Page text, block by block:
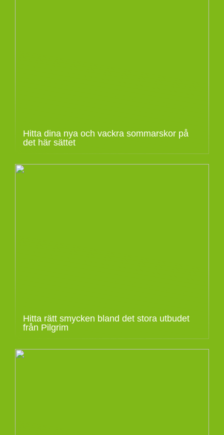
Hitta dina nya och vackra sommarskor på
det här sättet
Hitta rätt smycken bland det stora utbudet
från Pilgrim